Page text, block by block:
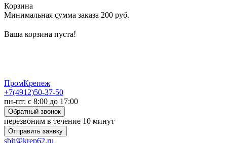
Корзина
Минимальная сумма заказа 200 руб.
Ваша корзина пуста!
ПромКрепеж
+7(4912)50-37-50
пн-пт: с 8:00 до 17:00
Обратный звонок
перезвоним в течение 10 минут
Отправить заявку
sbit@krep62.ru